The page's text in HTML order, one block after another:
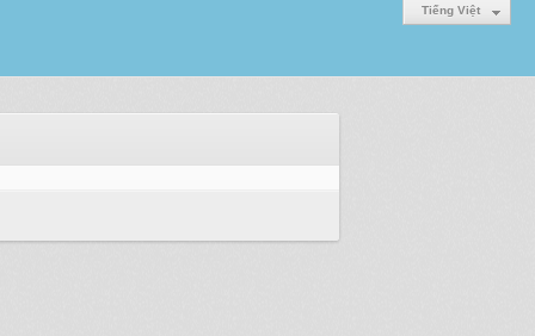
Tiếng Việt